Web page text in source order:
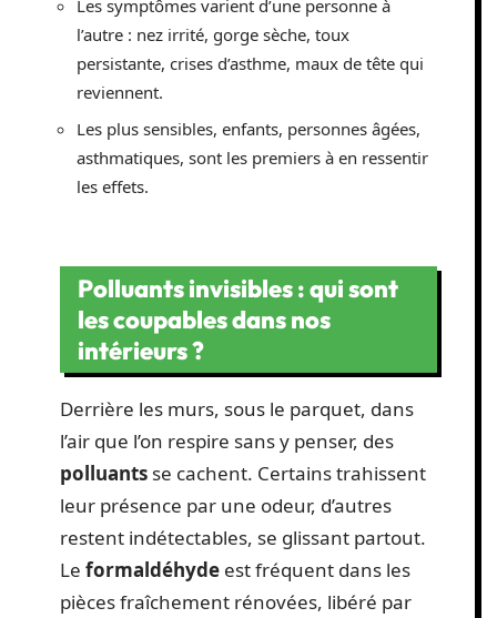
Les symptômes varient d’une personne à
l’autre : nez irrité, gorge sèche, toux
persistante, crises d’asthme, maux de tête qui
reviennent.
Les plus sensibles, enfants, personnes âgées,
asthmatiques, sont les premiers à en ressentir
les effets.
Polluants invisibles : qui sont
les coupables dans nos
intérieurs ?
Derrière les murs, sous le parquet, dans
l’air que l’on respire sans y penser, des
polluants se cachent. Certains trahissent
leur présence par une odeur, d’autres
restent indétectables, se glissant partout.
Le formaldéhyde est fréquent dans les
pièces fraîchement rénovées, libéré par